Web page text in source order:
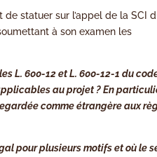
de statuer sur l’appel de la SCI
à son examen les
L. 600-12 et L. 600-12-1 du
au projet ? En
comme étrangère aux
pour plusieurs motifs et où le